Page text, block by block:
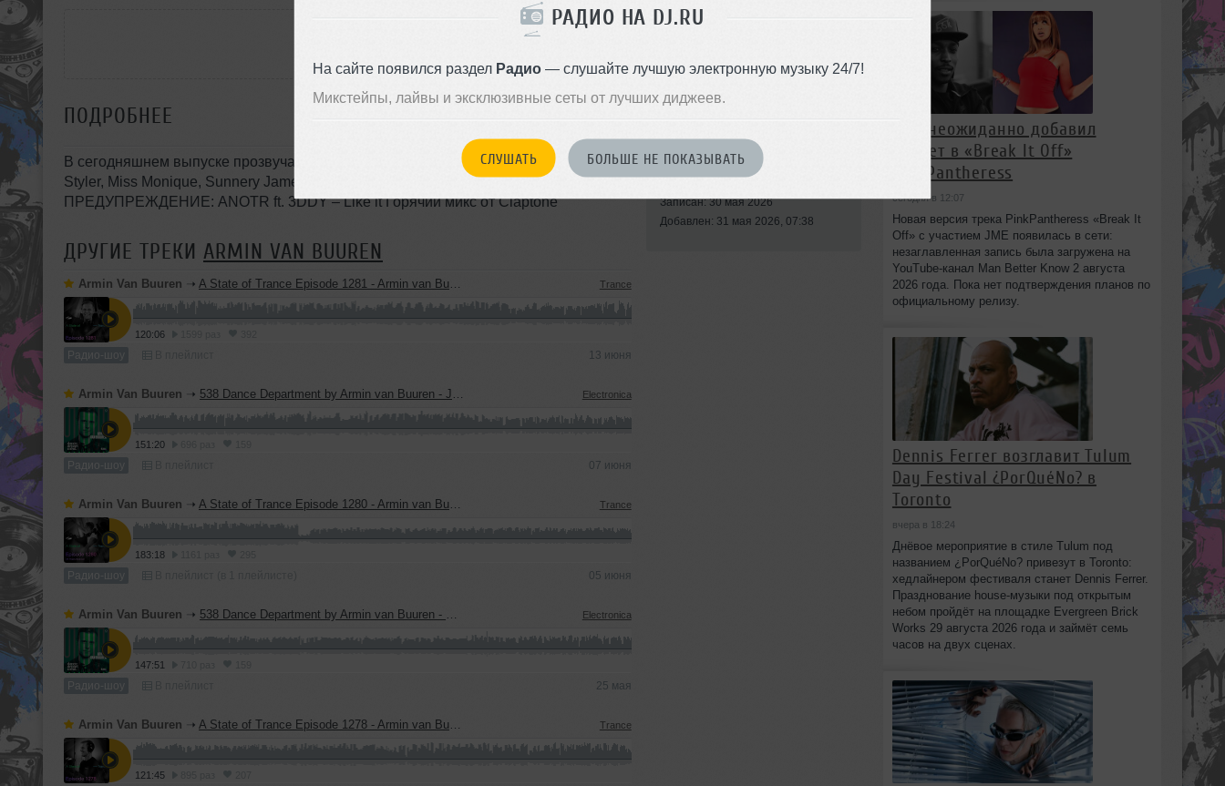
РАДИО НА DJ.RU
На сайте появился раздел Радио— слушайте лучшую электронную музыку 24/7!
Микстейпы, лайвы и эксклюзивные сеты от лучших диджеев.
СЛУШАТЬ БОЛЬШЕ НЕ ПОКАЗЫВАТЬ
РАССКАЖИ ДРУЗЬЯМ
ПОДРОБНЕЕ
В сегодняшнем выпуске прозвучат треки ao. Guz, Michael Bibi, Fatboy Slim, Max
Styler, Miss Monique, Sunnery James & Ryan Marciano. МИРОВОЕ
ПРЕДУПРЕЖДЕНИЕ: ANOTR ft. 3DDY – Like it Горячий микс от Claptone
ДРУГИЕ ТРЕКИ ARMIN VAN BUUREN
Armin Van Buuren ➝ A State of Trance Episode 1281 - Armin van Buuren Trance
120:06
Радио-шоу 13 июня
Armin Van Buuren ➝ 538 Dance Department by Armin van Buuren - June 6, 2026 (Incl. Hotmix by Franc Fala) Electronica
151:20
Радио-шоу 07 июня
Armin Van Buuren ➝ A State of Trance Episode 1280 - Armin van Buuren Trance
183:18
Радио-шоу 05 июня
Armin Van Buuren ➝ 538 Dance Department by Armin van Buuren - May 23, 2026 (Incl. Hotmix by James Hype) Electronica
147:51
Радио-шоу 25 мая
Armin Van Buuren ➝ A State of Trance Episode 1278 - Armin van Buuren Trance
121:45
Стиль: Electronica
Записан: 30 мая 2026
Добавлен: 31 мая 2026, 07:38
JME неожиданно добавил
куплет в «Break It Off»
PinkPantheress
сегодня в 12:07
Новая версия трека PinkPantheress «Break It
Off» с участием JME появилась в сети:
незаглавленная запись была загружена на
YouTube-канал Man Better Know 2 августа
2026 года. Пока нет подтверждения планов по
официальному релизу.
Dennis Ferrer возглавит Tulum
Day Festival ¿PorQuéNo? в
Toronto
вчера в 18:24
Днёвое мероприятие в стиле Tulum под
названием ¿PorQuéNo? привезут в Toronto:
хедлайнером фестиваля станет Dennis Ferrer.
Празднование house-музыки под открытым
небом пройдёт на площадке Evergreen Brick
Works 29 августа 2026 года и займёт семь
часов на двух сценах.